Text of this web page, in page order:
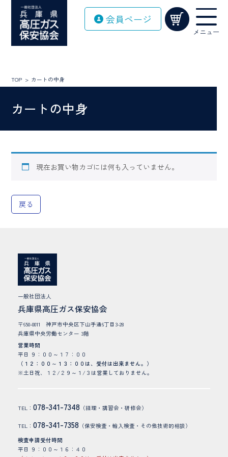
content
会員ページ
メニュー
TOP カートの中身
カートの中身
現在お買い物カゴには何も入っていません。
戻る
一般社団法人
兵庫県高圧ガス保安協会
〒650-0011 神戸市中央区下山手通6丁目3-28
兵庫県中央労働センター 3階
営業時間
平日 ９：００～１７：００
（１２：００～１３：００は、受付は出来ません。）
※土日祝、１２/２９～１/３は営業しておりません。
TEL： 078-341-7348 （経理・講習会・研修会）
TEL： 078-341-7358 （保安検査・輸入検査・その他技術的相談）
検査申請受付時間
平日 ９：００～１６：４０